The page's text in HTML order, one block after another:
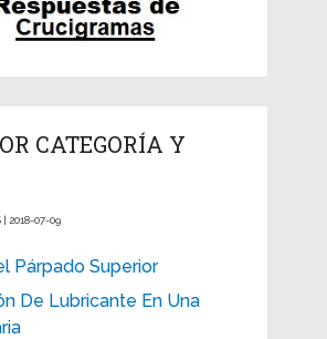
CATEGORÍA Y
| 2018-07-09
Párpado Superior
De Lubricante En Una